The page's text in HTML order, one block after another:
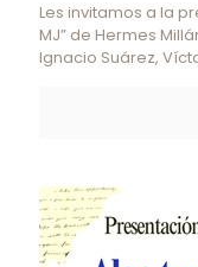
Les invitamos a la
MJ” de Hermes
Ignacio Suárez,